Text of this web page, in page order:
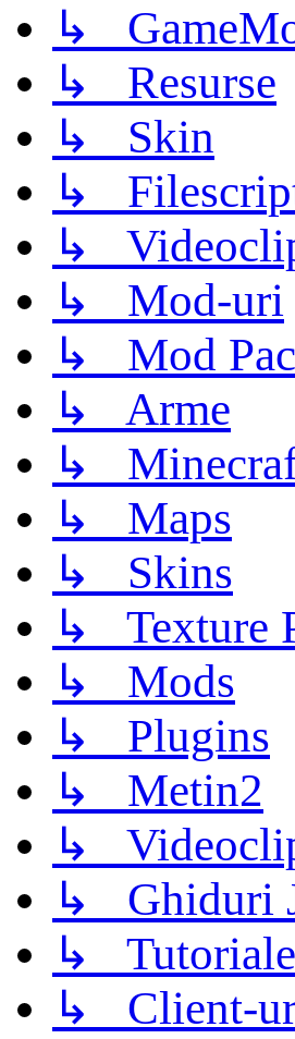
↳
↳ Resurse
↳ Skin
↳
↳
↳ Mod-uri
↳ Mod
↳ Arme
↳
↳ Maps
↳ Skins
↳ Texture
↳ Mods
↳ Plugins
↳ Metin2
↳
↳ Ghiduri
↳
↳ Client-